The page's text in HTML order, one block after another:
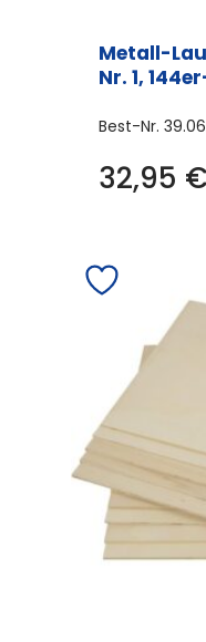
Metall-
Nr. 1,
Best-Nr.
32,95 €